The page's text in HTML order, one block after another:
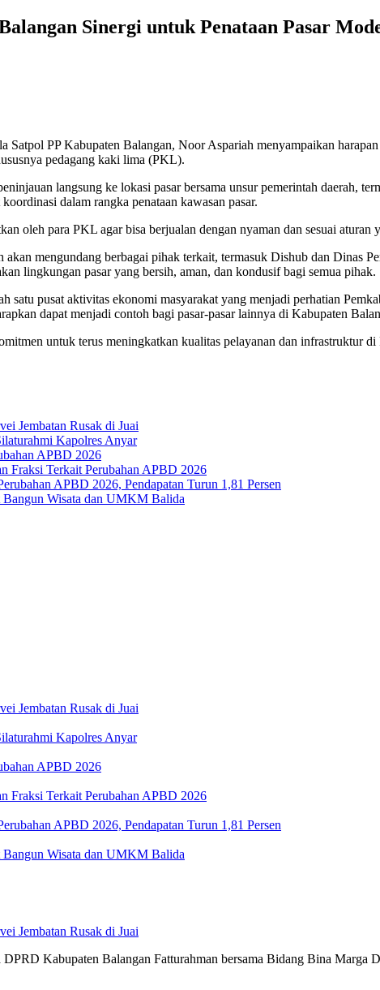
Sinergi untuk Penataan Pasar
Satpol PP Kabupaten Balangan, Noor Aspariah menyampaikan
pedagang kaki lima (PKL).
langsung ke lokasi pasar bersama unsur pemerintah daerah,
dalam rangka penataan kawasan pasar.
oleh para PKL agar bisa berjualan dengan nyaman dan sesuai
mengundang berbagai pihak terkait, termasuk Dishub dan Dinas
lingkungan pasar yang bersih, aman, dan kondusif bagi semua pihak.
satu pusat aktivitas ekonomi masyarakat yang menjadi perhatian
dapat menjadi contoh bagi pasar-pasar lainnya di Kabupaten
untuk terus meningkatkan kualitas pelayanan dan infrastruktur
Jembatan Rusak di Juai
Kapolres Anyar
APBD 2026
Fraksi Terkait Perubahan APBD 2026
APBD 2026, Pendapatan Turun 1,81 Persen
Bangun Wisata dan UMKM Balida
Jembatan Rusak di Juai
Kapolres Anyar
APBD 2026
Fraksi Terkait Perubahan APBD 2026
APBD 2026, Pendapatan Turun 1,81 Persen
Wisata dan UMKM Balida
Jembatan Rusak di Juai
Kabupaten Balangan Fatturahman bersama Bidang Bina Marga